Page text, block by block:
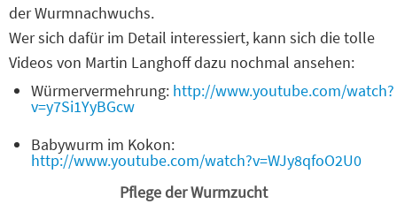
der Wurmnachwuchs.
Wer sich dafür im Detail interessiert, kann sich die tolle
Videos von Martin Langhoff dazu nochmal ansehen:
Würmervermehrung: http://www.youtube.com/watch?
v=y7Si1YyBGcw
Babywurm im Kokon:
http://www.youtube.com/watch?v=WJy8qfoO2U0
Pflege der Wurmzucht